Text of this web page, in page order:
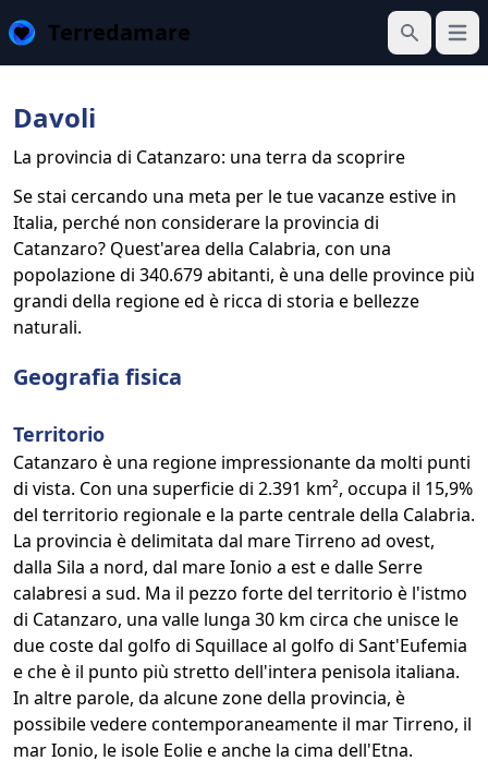
Terredamare
Cerca
Apri
Davoli
La provincia di Catanzaro: una terra da scoprire
Se stai cercando una meta per le tue vacanze estive in
Italia, perché non considerare la provincia di
Catanzaro? Quest'area della Calabria, con una
popolazione di 340.679 abitanti, è una delle province più
grandi della regione ed è ricca di storia e bellezze
naturali.
Geografia fisica
Territorio
Catanzaro è una regione impressionante da molti punti
di vista. Con una superficie di 2.391 km², occupa il 15,9%
del territorio regionale e la parte centrale della Calabria.
La provincia è delimitata dal mare Tirreno ad ovest,
dalla Sila a nord, dal mare Ionio a est e dalle Serre
calabresi a sud. Ma il pezzo forte del territorio è l'istmo
di Catanzaro, una valle lunga 30 km circa che unisce le
due coste dal golfo di Squillace al golfo di Sant'Eufemia
e che è il punto più stretto dell'intera penisola italiana.
In altre parole, da alcune zone della provincia, è
possibile vedere contemporaneamente il mar Tirreno, il
mar Ionio, le isole Eolie e anche la cima dell'Etna.